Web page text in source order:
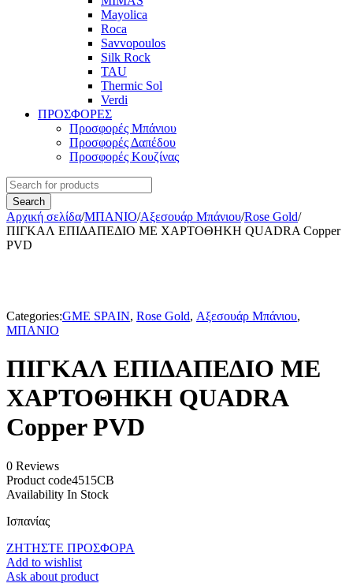
Mayolica
Roca
Savvopoulos
Silk Rock
TAU
Thermic Sol
Verdi
ΠΡΟΣΦΟΡΕΣ
Προσφορές Μπάνιου
Προσφορές Δαπέδου
Προσφορές Κουζίνας
Αρχική σελίδα/ΜΠΑΝΙΟ/Αξεσουάρ Μπάνιου/Rose Gold/
ΠΙΓΚΑΛ ΕΠΙΔΑΠΕΔΙΟ ΜΕ ΧΑΡΤΟΘΗΚΗ QUADRA Copper
PVD
Categories:GME SPAIN, Rose Gold, Αξεσουάρ Μπάνιου,
ΜΠΑΝΙΟ
ΠΙΓΚΑΛ ΕΠΙΔΑΠΕΔΙΟ ΜΕ
ΧΑΡΤΟΘΗΚΗ QUADRA
Copper PVD
0 Reviews
Product code4515CB
Availability In Stock
Ισπανίας
ΖΗΤΗΣΤΕ ΠΡΟΣΦΟΡΑ
Add to wishlist
Ask about product